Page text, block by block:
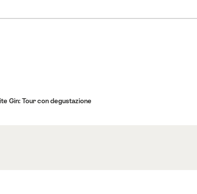
Gin: Tour con degustazione